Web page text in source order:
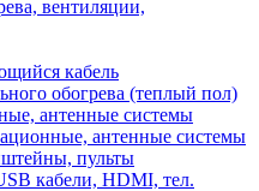
вентиляции,
кабель
обогрева (теплый пол)
антенные системы
антенные системы
пульты
кабели, HDMI, тел.